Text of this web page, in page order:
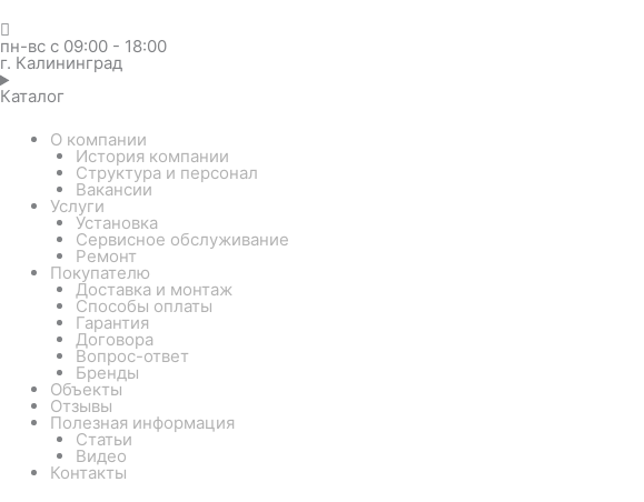
пн-вс с 09:00 - 18:00
г. Калининград
Каталог
О компании
История компании
Структура и персонал
Вакансии
Услуги
Установка
Сервисное обслуживание
Ремонт
Покупателю
Доставка и монтаж
Способы оплаты
Гарантия
Договора
Вопрос-ответ
Бренды
Объекты
Отзывы
Полезная информация
Статьи
Видео
Контакты